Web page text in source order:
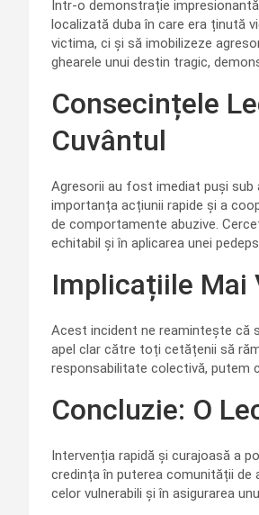
Într-o demonstrație
localizată duba în care era ținută
victima, ci și să imobilizeze
ghearele unui destin tragic,
Consecințele
Cuvântul
Agresorii au fost imediat puși sub
importanța acțiunii rapide și a
de comportamente abuzive.
echitabil și în aplicarea unei
Implicațiile Mai
Acest incident ne reamintește că
apel clar către toți cetățenii să
responsabilitate colectivă, putem
Concluzie: O
Intervenția rapidă și curajoasă a
credința în puterea comunității de
celor vulnerabili și în asigurarea